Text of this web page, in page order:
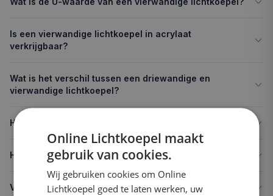
Is een vierwandige lichtkoepel in acrylaat
verkrijgbaar?
Wat is het verschil tussen een driewandige en
vierwandige lichtkoepel?
Hoeveel licht laat een vierwandige lichtkoepel door?
Hoe lang gaat een vierwandige lichtkoepel mee?
Voor wie is een vierwandige lichtkoepel geschikt?
Online Lichtkoepel maakt
gebruik van cookies.
Wij gebruiken cookies om Online
Lichtkoepel goed te laten werken, uw